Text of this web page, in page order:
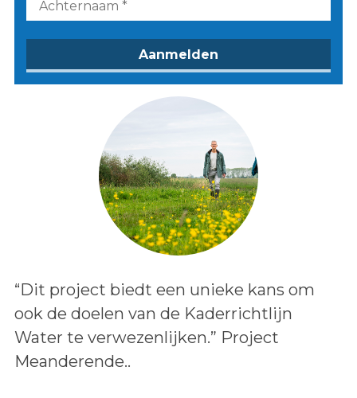
Lees het bericht:
“Dit project biedt een unieke kans om
ook de doelen van de Kaderrichtlijn
Water te verwezenlijken.” Project
Meanderende..